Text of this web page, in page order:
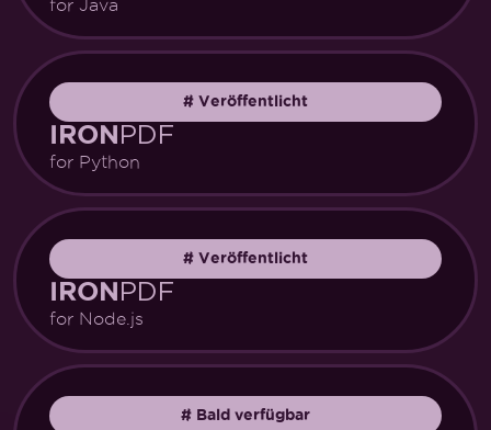
for Java
# Veröffentlicht
IRONPDF
for Python
# Veröffentlicht
IRONPDF
for Node.js
# Bald verfügbar